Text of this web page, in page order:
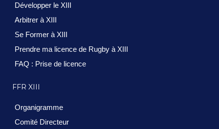
Développer le XIII
Arbitrer à XIII
Se Former à XIII
Prendre ma licence de Rugby à XIII
FAQ : Prise de licence
FFR XIII
Organigramme
Comité Directeur